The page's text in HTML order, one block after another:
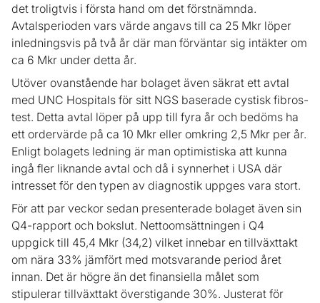
det troligtvis i första hand om det förstnämnda.
Avtalsperioden vars värde angavs till ca 25 Mkr löper
inledningsvis på två år där man förväntar sig intäkter om
ca 6 Mkr under detta år.
Utöver ovanstående har bolaget även säkrat ett avtal
med UNC Hospitals för sitt NGS baserade cystisk fibros-
test. Detta avtal löper på upp till fyra år och bedöms ha
ett ordervärde på ca 10 Mkr eller omkring 2,5 Mkr per år.
Enligt bolagets ledning är man optimistiska att kunna
ingå fler liknande avtal och då i synnerhet i USA där
intresset för den typen av diagnostik uppges vara stort.
För att par veckor sedan presenterade bolaget även sin
Q4-rapport och bokslut. Nettoomsättningen i Q4
uppgick till 45,4 Mkr (34,2) vilket innebar en tillväxttakt
om nära 33% jämfört med motsvarande period året
innan. Det är högre än det finansiella målet som
stipulerar tillväxttakt överstigande 30%. Justerat för